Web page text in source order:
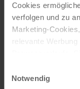
Cookies
verfolgen und zu
Marketing-
relevante
entscheiden, nur
Notwendig
INFO